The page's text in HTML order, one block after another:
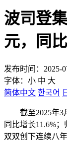
波司登
元，同
发布时间：2025-
字体： 小 中 大
简体中文 한국어
截至2025年3月
同比增长11.6%；
双双创下连续八